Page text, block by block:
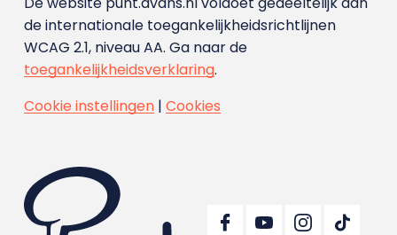
de internationale toegankelijkheidsrichtlijnen
WCAG 2.1, niveau AA. Ga naar de
toegankelijkheidsverklaring.
Cookie instellingen| Cookies